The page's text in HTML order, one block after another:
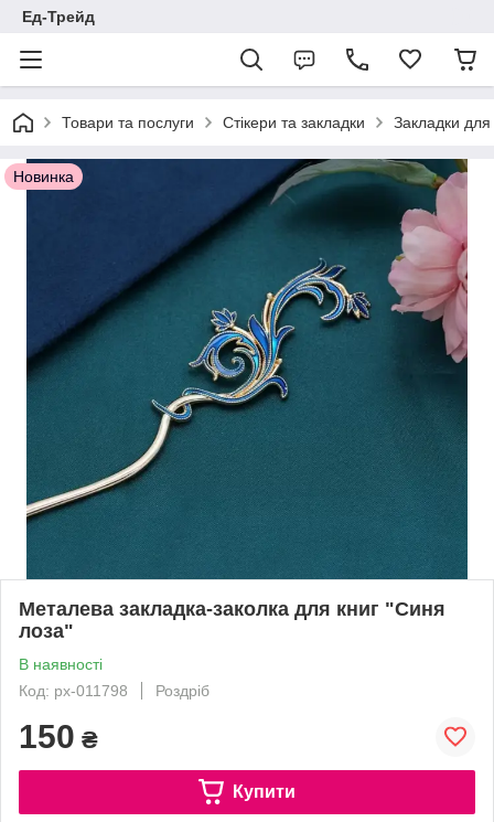
Ед-Трейд
Товари та послуги Стікери та закладки Закладки для
Новинка
Металева закладка-заколка для книг "Синя
лоза"
В наявності
Код: px-011798
Роздріб
150 ₴
Купити